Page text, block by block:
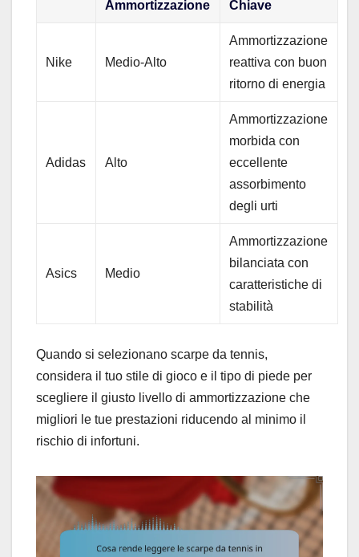
Ammortizzazione
Chiave
Nike Medio-Alto
Ammortizzazione
reattiva con buon
ritorno di energia
Adidas Alto
Ammortizzazione
morbida con
eccellente
assorbimento
degli urti
Asics Medio
Ammortizzazione
bilanciata con
caratteristiche di
stabilità
Quando si selezionano scarpe da tennis,
considera il tuo stile di gioco e il tipo di piede per
scegliere il giusto livello di ammortizzazione che
migliori le tue prestazioni riducendo al minimo il
rischio di infortuni.